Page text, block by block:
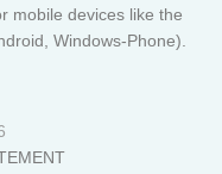
mobile devices like the
Windows-Phone).